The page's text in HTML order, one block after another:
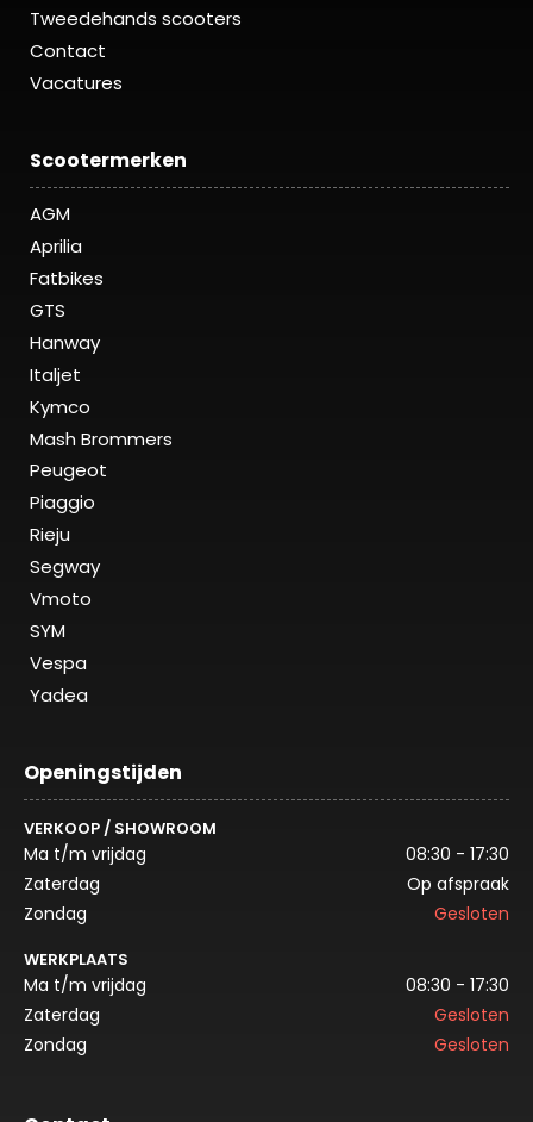
Tweedehands scooters
Contact
Vacatures
Scootermerken
AGM
Aprilia
Fatbikes
GTS
Hanway
Italjet
Kymco
Mash Brommers
Peugeot
Piaggio
Rieju
Segway
Vmoto
SYM
Vespa
Yadea
Openingstijden
VERKOOP / SHOWROOM
Ma t/m vrijdag
08:30 - 17:30
Zaterdag
Op afspraak
Zondag
Gesloten
WERKPLAATS
Ma t/m vrijdag
08:30 - 17:30
Zaterdag
Gesloten
Zondag
Gesloten